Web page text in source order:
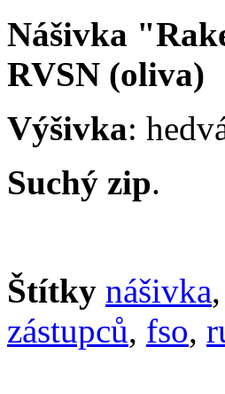
Nášivka
RVSN (oliva)
Výšivka:
Suchý zip.
Štítky nášivka,
zástupců, fso,